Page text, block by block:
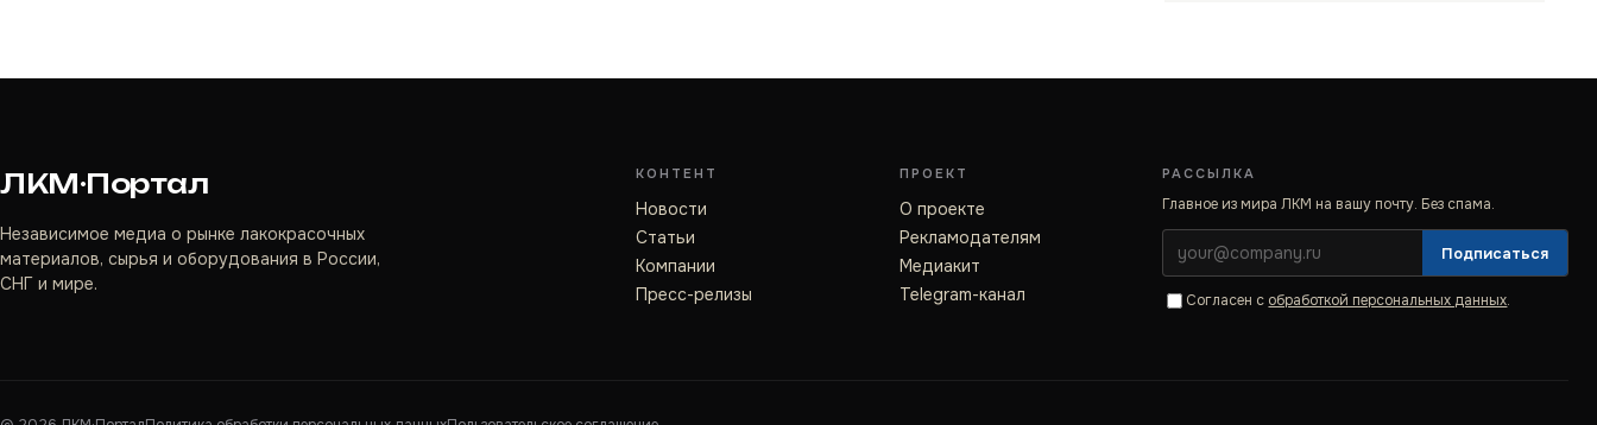
ЛКМ·Портал
Независимое медиа о рынке лакокрасочных
материалов, сырья и оборудования в России,
СНГ и мире.
КОНТЕНТ
Новости
Статьи
Компании
Пресс-релизы
ПРОЕКТ
О проекте
Рекламодателям
Медиакит
Telegram-канал
РАССЫЛКА
Главное из мира ЛКМ на вашу почту. Без спама.
Подписаться
Согласен с обработкой персональных данных.